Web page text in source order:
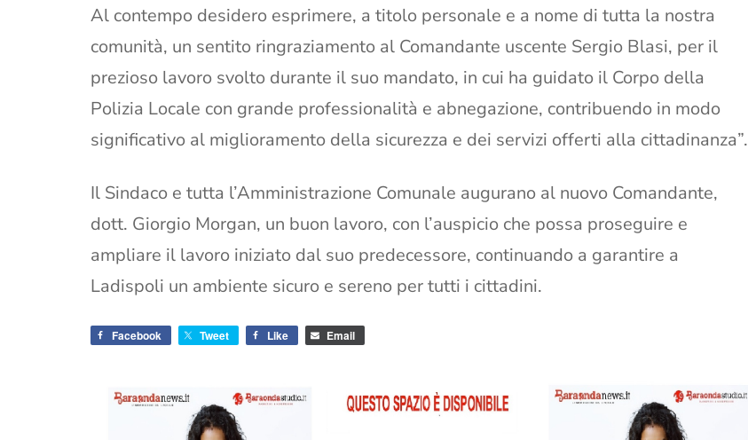
Al contempo desidero esprimere, a titolo personale e a nome di tutta la nostra
comunità, un sentito ringraziamento al Comandante uscente Sergio Blasi, per il
prezioso lavoro svolto durante il suo mandato, in cui ha guidato il Corpo della
Polizia Locale con grande professionalità e abnegazione, contribuendo in modo
significativo al miglioramento della sicurezza e dei servizi offerti alla cittadinanza”.
Il Sindaco e tutta l’Amministrazione Comunale augurano al nuovo Comandante,
dott. Giorgio Morgan, un buon lavoro, con l’auspicio che possa proseguire e
ampliare il lavoro iniziato dal suo predecessore, continuando a garantire a
Ladispoli un ambiente sicuro e sereno per tutti i cittadini.
Facebook Tweet Like Email